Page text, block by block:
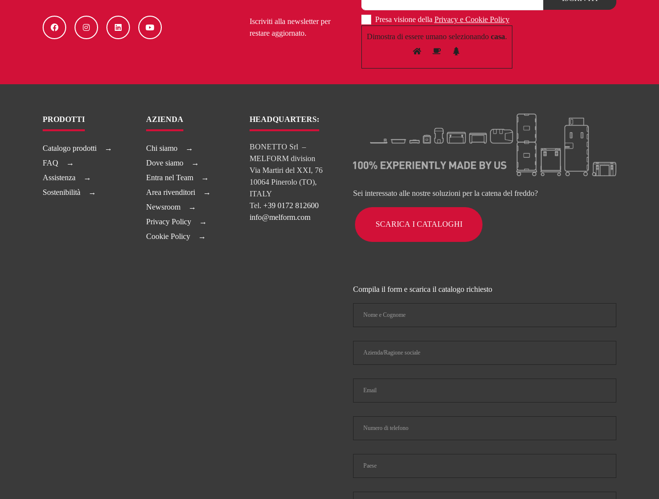
Iscriviti alla newsletter per
restare aggiornato.
Presa visione della Privacy e Cookie Policy
Dimostra di essere umano selezionandocasa.
PRODOTTI
Catalogo prodotti
FAQ
Assistenza
Sostenibilità
AZIENDA
Chi siamo
Dove siamo
Entra nel Team
Area rivenditori
Newsroom
Privacy Policy
Cookie Policy
HEADQUARTERS:
BONETTO Srl –
MELFORM division
Via Martiri del XXI, 76
10064 Pinerolo (TO),
ITALY
Tel. +39 0172 812600
info@melform.com
Sei interessato alle nostre soluzioni per la catena del freddo?
SCARICA I CATALOGHI
Compila il form e scarica il catalogo richiesto